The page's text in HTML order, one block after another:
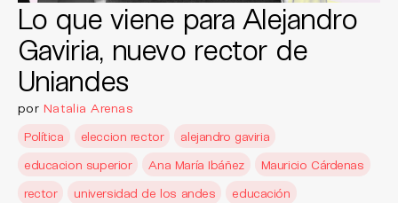
Lo que viene para Alejandro
Gaviria, nuevo rector de
Uniandes
por Natalia Arenas
Política
eleccion rector
alejandro gaviria
educacion superior
Ana María Ibáñez
Mauricio Cárdenas
rector
universidad de los andes educación